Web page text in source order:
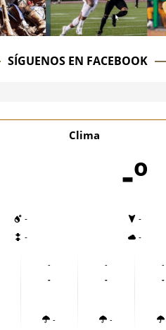
SÍGUENOS EN FACEBOOK
Clima
-º
-
-
-
-
-
-
-
-
-
-
-
-